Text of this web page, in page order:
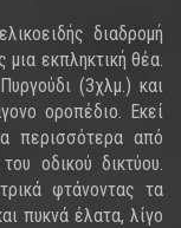
διαδρομή
εκπληκτική θέα.
(3χλμ.) και
οροπέδιο. Εκεί
περισσότερα από
οδικού δικτύου.
φτάνοντας τα
πυκνά έλατα, λίγο